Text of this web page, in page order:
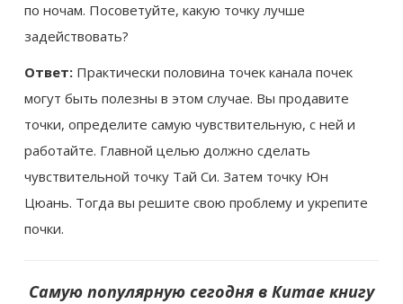
по ночам. Посоветуйте, какую точку лучше
задействовать?
Ответ: Практически половина точек канала почек
могут быть полезны в этом случае. Вы продавите
точки, определите самую чувствительную, с ней и
работайте. Главной целью должно сделать
чувствительной точку Тай Си. Затем точку Юн
Цюань. Тогда вы решите свою проблему и укрепите
почки.
Самую популярную сегодня в Китае книгу